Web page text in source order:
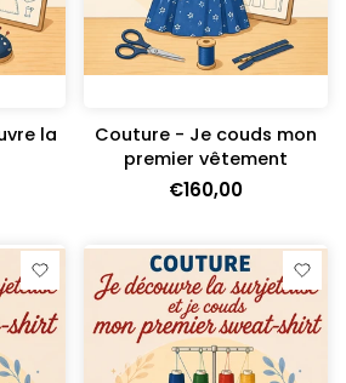
la
Couture - Je couds mon
premier vêtement
€160,00